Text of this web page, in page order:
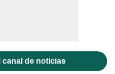
canal de noticias